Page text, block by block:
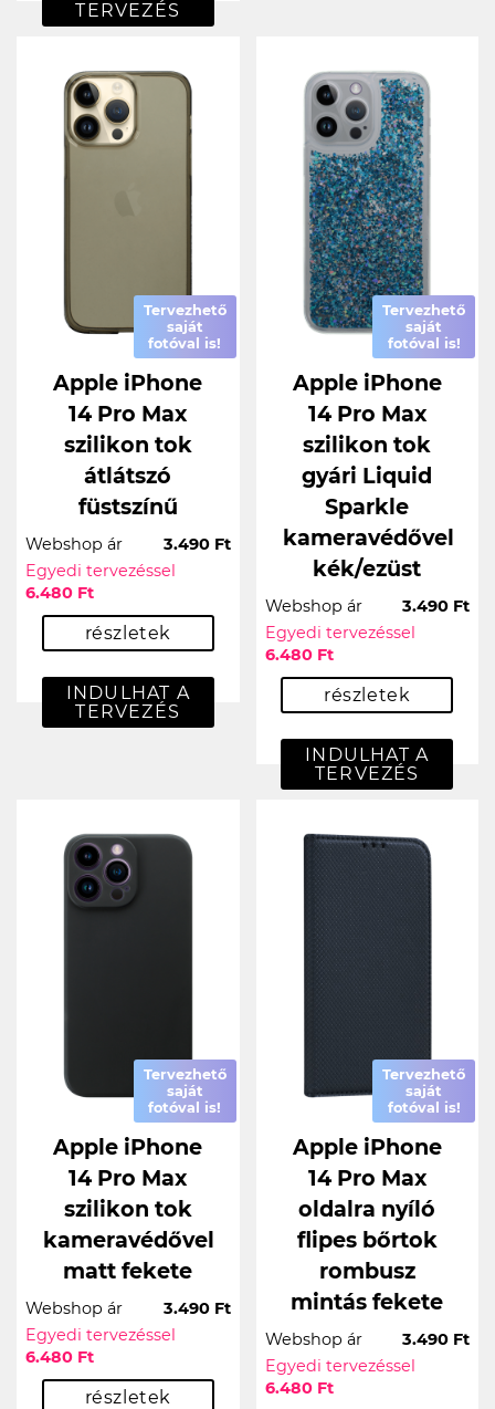
TERVEZÉS
Tervezhető
saját
fotóval is!
Apple iPhone
14 Pro Max
szilikon tok
átlátszó
füstszínű
Webshop ár
3.490 Ft
Egyedi tervezéssel
6.480 Ft
részletek
INDULHAT A
TERVEZÉS
Tervezhető
saját
fotóval is!
Apple iPhone
14 Pro Max
szilikon tok
gyári Liquid
Sparkle
kameravédővel
kék/ezüst
Webshop ár
3.490 Ft
Egyedi tervezéssel
6.480 Ft
részletek
INDULHAT A
TERVEZÉS
Tervezhető
saját
fotóval is!
Apple iPhone
14 Pro Max
szilikon tok
kameravédővel
matt fekete
Webshop ár
3.490 Ft
Egyedi tervezéssel
6.480 Ft
részletek
Tervezhető
saját
fotóval is!
Apple iPhone
14 Pro Max
oldalra nyíló
flipes bőrtok
rombusz
mintás fekete
Webshop ár
3.490 Ft
Egyedi tervezéssel
6.480 Ft